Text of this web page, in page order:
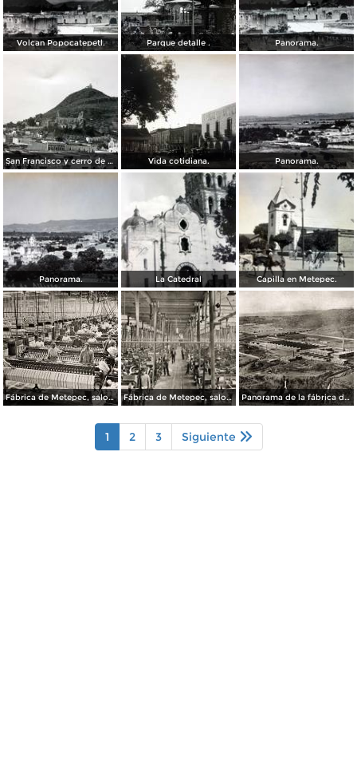
Volcan Popocatepetl. Parque detalle . Panorama.
San Francisco y cerro de San Miguel. Vida cotidiana. Panorama.
Panorama. La Catedral Capilla en Metepec.
Fábrica de Metepec, salon de devanadoras Fábrica de Metepec, salon de telares Panorama de la fábrica de Metepec
1 2 3 Siguiente